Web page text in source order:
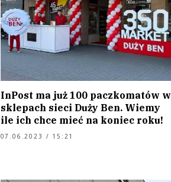
InPost ma już 100 paczkomatów w
sklepach sieci Duży Ben. Wiemy
ile ich chce mieć na koniec roku!
07.06.2023 / 15:21